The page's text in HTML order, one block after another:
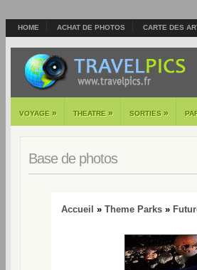
HOME ACHAT DE PHOTOS CARTE DES
VOYAGE » THEATRE » SORTIES »
Base de photos
Accueil » Theme Parks »